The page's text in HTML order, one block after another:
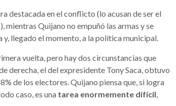
destacada en el conflicto (lo acusan de ser el
Quijano no empuñó las armas y se
llegado el momento, a la política municipal.
vuelta, pero hay dos circunstancias que
derecha, el del expresidente Tony Saca, obtuvo
de los electores. Quijano piensa que, si logra
caso, es una tarea enormemente difícil,